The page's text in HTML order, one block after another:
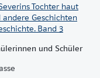
Tochter haut
andere Geschichten
Band 3
und Schüler